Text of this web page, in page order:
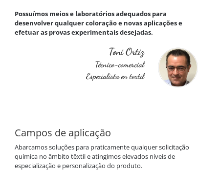
Possuímos meios e laboratórios adequados para
desenvolver qualquer coloração e novas aplicações e
efetuar as provas experimentais desejadas.
Toni Ortiz
Técnico-comercial
Especialista en textil
Campos de aplicação
Abarcamos soluções para praticamente qualquer solicitação
química no âmbito têxtil e atingimos elevados níveis de
especialização e personalização do produto.